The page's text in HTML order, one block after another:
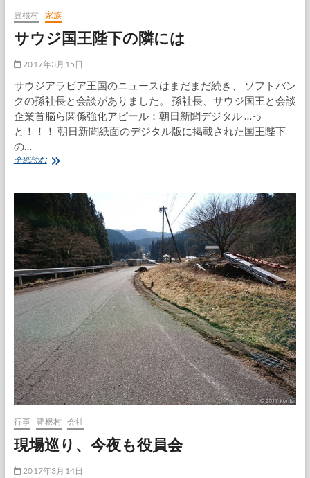
豊根村 家族
サウジ国王陛下の隣には
2017年3月15日
サウジアラビア王国のニュースはまだまだ続き、 ソフトバン
クの孫社長と会談がありました。 孫社長、サウジ国王と会談
企業首脳ら関係強化アピール：朝日新聞デジタル …っ
と！！！ 朝日新聞紙面のデジタル版に掲載された国王陛下
の…
全部読むサ
下
の
隣
に
は
行事 豊根村 会社
現場巡り、今夜も役員会
2017年3月14日